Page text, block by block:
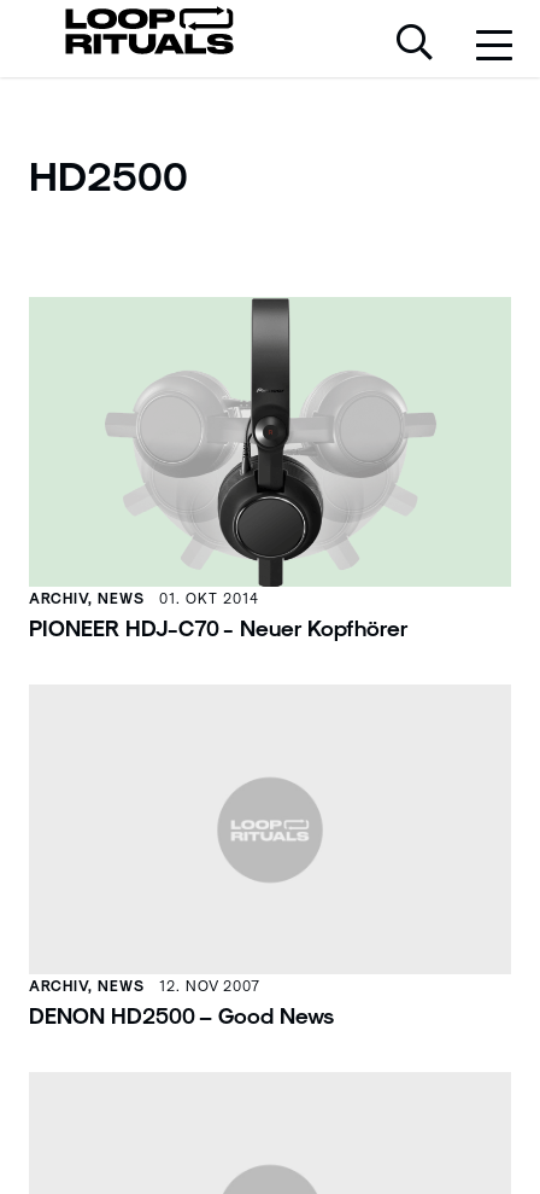
HD2500
ARCHIV, NEWS 01. OKT 2014
PIONEER HDJ-C70 - Neuer Kopfhörer
ARCHIV, NEWS 12. NOV 2007
DENON HD2500 – Good News